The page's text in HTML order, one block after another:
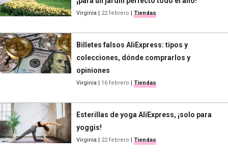
Virginia 22 febrero Tiendas
Billetes falsos AliExpress: tipos y
colecciones, dónde comprarlos y
opiniones
Virginia 16 febrero Tiendas
Esterillas de yoga AliExpress, ¡solo para
yoggis!
Virginia 22 febrero Tiendas